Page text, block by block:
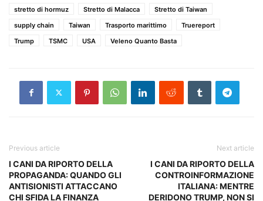
stretto di hormuz
Stretto di Malacca
Stretto di Taiwan
supply chain
Taiwan Trasporto marittimo
Truereport
Trump
TSMC USA Veleno Quanto Basta
Previous article
I CANI DA RIPORTO DELLA
PROPAGANDA: QUANDO GLI
ANTISIONISTI ATTACCANO
CHI SFIDA LA FINANZA
Next article
I CANI DA RIPORTO DELLA
CONTROINFORMAZIONE
ITALIANA: MENTRE
DERIDONO TRUMP, NON SI